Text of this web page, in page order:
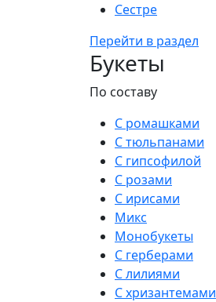
Сестре
Перейти в раздел
Букеты
По составу
С ромашками
С тюльпанами
С гипсофилой
С розами
С ирисами
Микс
Монобукеты
С герберами
С лилиями
С хризантемами